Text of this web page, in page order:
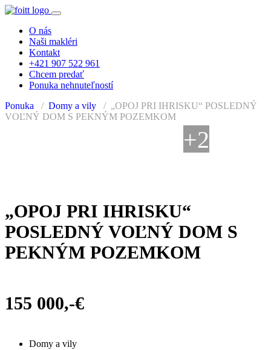
O nás
Naši makléri
Kontakt
+421 907 522 961
Chcem predať
Ponuka nehnuteľností
Ponuka
Domy a vily
„OPOJ PRI IHRISKU“ POSLEDNÝ
VOĽNÝ DOM S PEKNÝM POZEMKOM
+2
„OPOJ PRI IHRISKU“
POSLEDNÝ VOĽNÝ DOM S
PEKNÝM POZEMKOM
Domy a vily
155 000,-€